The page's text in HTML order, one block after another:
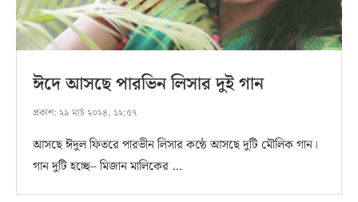
ঈদে আসছে পারভিন লিসার দুই গান
প্রকাশ: ২৯ মার্চ ২০২৪, ১২:৫৭
আসছে ঈদুল ফিতরে পারভীন লিসার কন্ঠে আসছে দুটি মৌলিক গান।
গান দুটি হচ্ছে– মিজান মালিকের …